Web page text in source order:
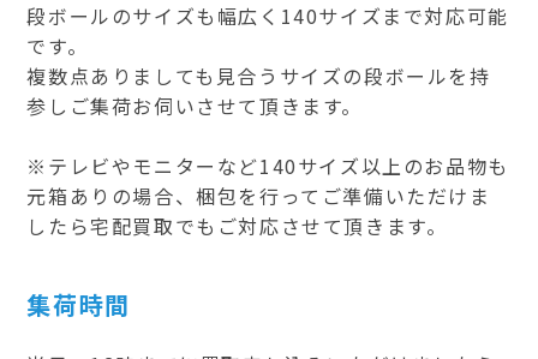
段ボールのサイズも幅広く140サイズまで対応可能
です。
複数点ありましても見合うサイズの段ボールを持
参しご集荷お伺いさせて頂きます。
※テレビやモニターなど140サイズ以上のお品物も
元箱ありの場合、梱包を行ってご準備いただけま
したら宅配買取でもご対応させて頂きます。
集荷時間